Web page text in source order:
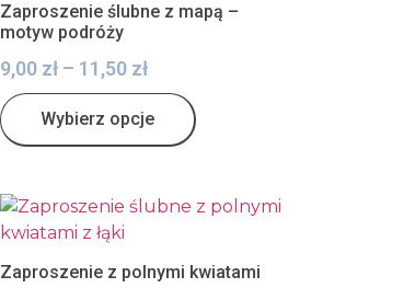
Zaproszenie ślubne z mapą –
motyw podróży
9,00 zł – 11,50 zł
Wybierz opcje
Zaproszenie z polnymi kwiatami